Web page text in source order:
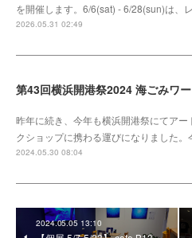
を開催します。6/6(sat) - 6/28(sun)は、
2026.05.31 02:49
昨年に続き、今年も横浜開港祭にてアー
クショップに携わる運びになりました。
2024.05.30 08:04
2024.05.05 13:10